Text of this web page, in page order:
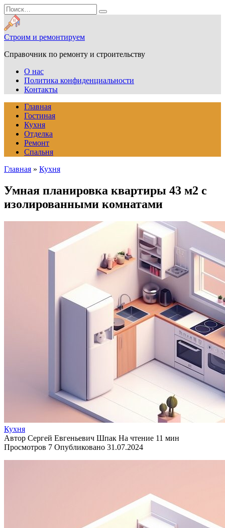
Перейти
к
содержанию
Search
for:
Строим и ремонтируем
Справочник по ремонту и строительству
О нас
Политика конфиденциальности
Контакты
Главная
Гостиная
Кухня
Отделка
Ремонт
Спальня
Главная » Кухня
Умная планировка квартиры 43 м2 с
изолированными комнатами
Кухня
Автор Сергей Евгеньевич Шпак На чтение 11 мин
Просмотров 7 Опубликовано 31.07.2024